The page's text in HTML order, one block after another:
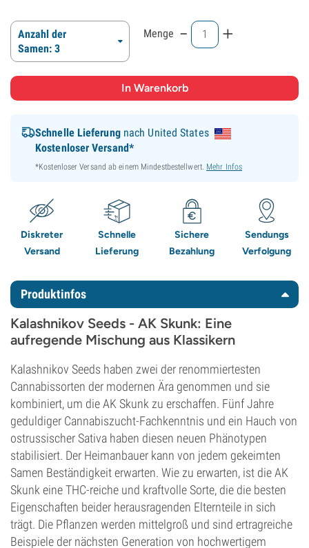
Anzahl der
Samen: 3
Menge - +
Schnelle Lieferungnach United States
Kostenloser Versand*
*Kostenloser Versand ab einem Mindestbestellwert. Mehr Infos
Diskreter
Versand
Schnelle
Lieferung
Sichere
Bezahlung
Sendungs
Verfolgung
Produktinfos
Kalashnikov Seeds - AK Skunk: Eine
aufregende Mischung aus Klassikern
Kalashnikov Seeds haben zwei der renommiertesten
Cannabissorten der modernen Ära genommen und sie
kombiniert, um die AK Skunk zu erschaffen. Fünf Jahre
geduldiger Cannabiszucht-Fachkenntnis und ein Hauch von
ostrussischer Sativa haben diesen neuen Phänotypen
stabilisiert. Der Heimanbauer kann von jedem gekeimten
Samen Beständigkeit erwarten. Wie zu erwarten, ist die AK
Skunk eine THC-reiche und kraftvolle Sorte, die die besten
Eigenschaften beider herausragenden Elternteile in sich
trägt. Die Pflanzen werden mittelgroß und sind ertragreiche
Beispiele der nächsten Generation von hochwertigem